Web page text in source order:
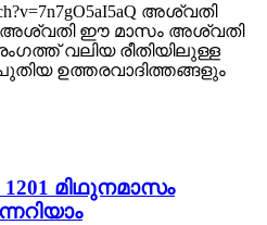
അശ്വതി
അശ്വതി ഈ മാസം അശ്വതി
വലിയ രീതിയിലുള്ള
ഉത്തരവാദിത്തങ്ങളും
മിഥുനമാസം